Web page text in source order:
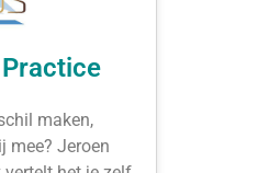
maken,
mee? Jeroen